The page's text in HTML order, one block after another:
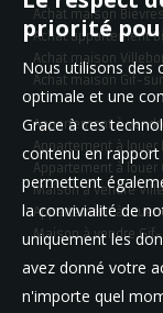
Achat maison Bièvres
Achat appartement
Achat maison
Achat maison Gif-
Appartement à
Appartement à louer
Appartement à
Maison à vendre
Appartement à
Maison à vendre
priorité
Nous utilisons des
optimale et une
Grace à ces
contenu en
permettent
la convivialité de
uniquement les
avez donné votre
n'importe quel